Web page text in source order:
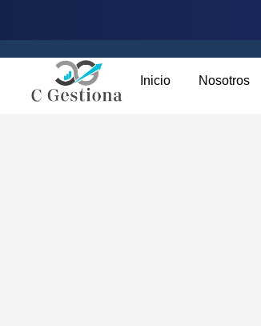
Inicio Nosotros